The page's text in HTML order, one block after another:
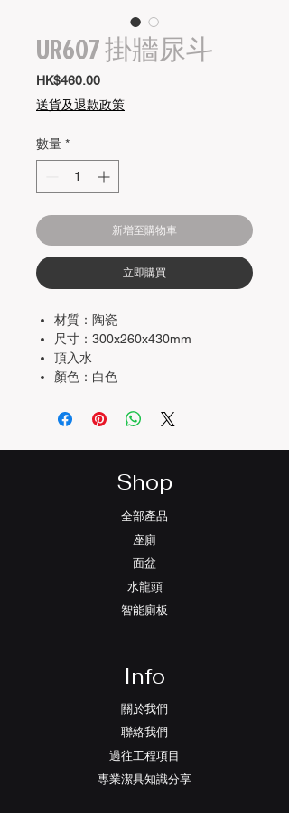
UR607 掛牆尿斗
HK$460.00價
格
送貨及退款政策
數量 *
新增至購物車
立即購買
材質：陶瓷
尺寸：300x260x430mm
頂入水
顏色：白色
Shop
全部產品
座廁
面盆
水龍頭
智能廁板
Info
關於我們
聯絡我們
過往工程項目
專業潔具知識分享